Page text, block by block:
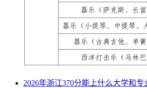
2026年浙江370分能上什么大学和